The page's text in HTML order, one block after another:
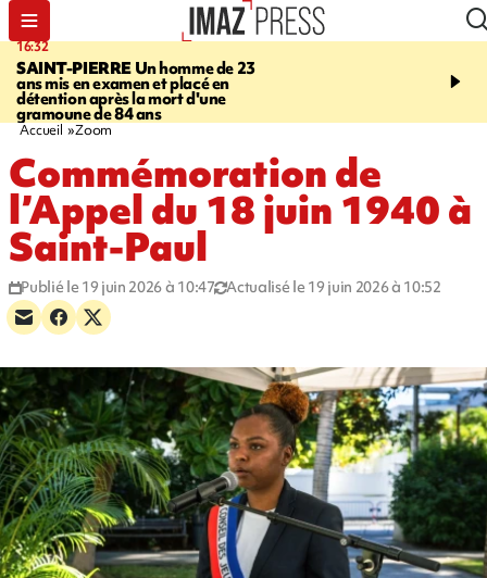
16:32
SAINT-PIERREUn homme de 23
ans mis en examen et placé en
détention après la mort d'une
gramoune de 84 ans
21:08
et Turquie scellent un
Accueil Zoom
Commémoration de
l’Appel du 18 juin 1940 à
Saint-Paul
Publié le 19 juin 2026 à 10:47 Actualisé le 19 juin 2026 à 10:52